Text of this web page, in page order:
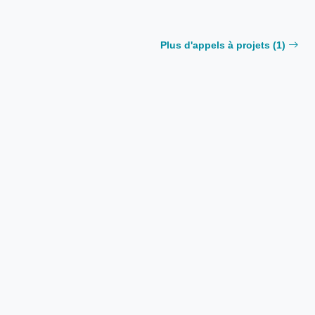
Plus d'appels à projets (1)